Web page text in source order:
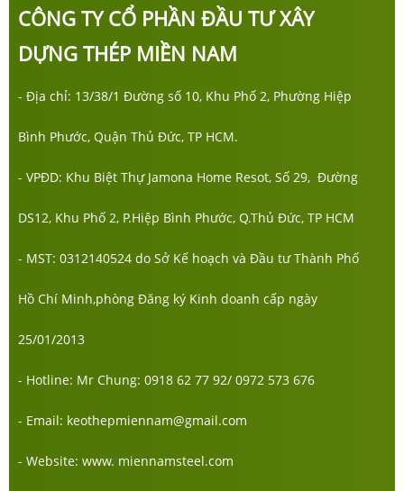
CÔNG TY CỔ PHẦN ĐẦU TƯ XÂY
DỰNG THÉP MIỀN NAM
- Địa chỉ: 13/38/1 Đường số 10, Khu Phố 2, Phường Hiệp
Bình Phước, Quận Thủ Đức, TP HCM.
- VPĐD: Khu Biệt Thự Jamona Home Resot, Số 29, Đường
DS12, Khu Phố 2, P.Hiệp Bình Phước, Q.Thủ Đức, TP HCM
- MST: 0312140524 do Sở Kế hoạch và Đầu tư Thành Phố
Hồ Chí Minh,phòng Đăng ký Kinh doanh cấp ngày
25/01/2013
- Hotline: Mr Chung: 0918 62 77 92/ 0972 573 676
- Email: keothepmiennam@gmail.com
- Website: www. miennamsteel.com